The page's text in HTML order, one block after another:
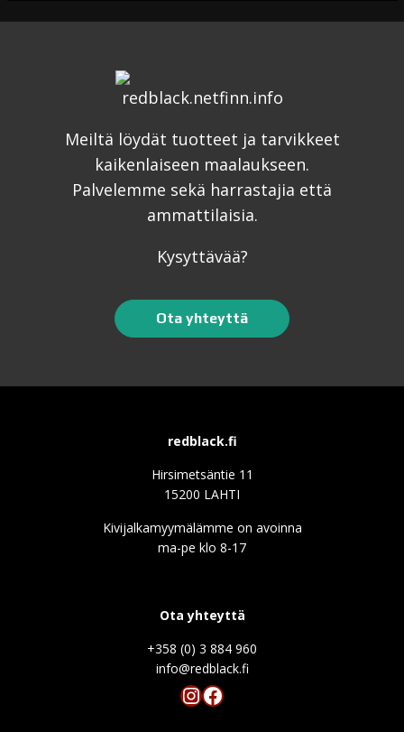
Meiltä löydät tuotteet ja tarvikkeet
kaikenlaiseen maalaukseen.
Palvelemme sekä harrastajia että
ammattilaisia.
Kysyttävää?
Ota yhteyttä
redblack.fi
Hirsimetsäntie 11
15200 LAHTI
Kivijalkamyymälämme on avoinna
ma-pe klo 8-17
Ota yhteyttä
+358 (0) 3 884 960
info@redblack.f
Instagram
Facebook